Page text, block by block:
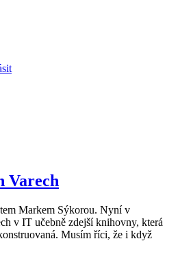
Varech
Markem Sýkorou. Nyní v
v IT učebně zdejší knihovny, která
Musím říci, že i když